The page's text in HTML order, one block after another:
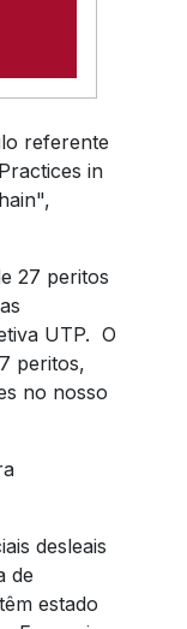
referente
in
27 peritos
UTP. O
peritos,
no nosso
desleais
de
estado